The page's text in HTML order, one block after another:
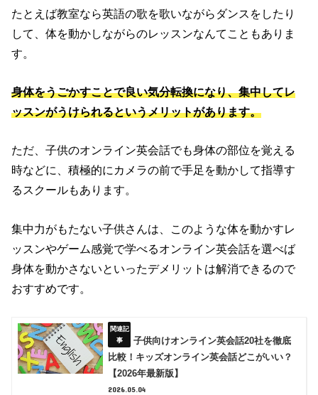
たとえば教室なら英語の歌を歌いながらダンスをしたり
して、体を動かしながらのレッスンなんてこともありま
す。
身体をうごかすことで良い気分転換になり、集中してレ
ッスンがうけられるというメリットがあります。
ただ、子供のオンライン英会話でも身体の部位を覚える
時などに、積極的にカメラの前で手足を動かして指導す
るスクールもあります。
集中力がもたない子供さんは、このような体を動かすレ
ッスンやゲーム感覚で学べるオンライン英会話を選べば
身体を動かさないといったデメリットは解消できるので
おすすめです。
子供向けオンライン英会話20社を徹底
比較！キッズオンライン英会話どこがいい？
【2026年最新版】
2026.05.04